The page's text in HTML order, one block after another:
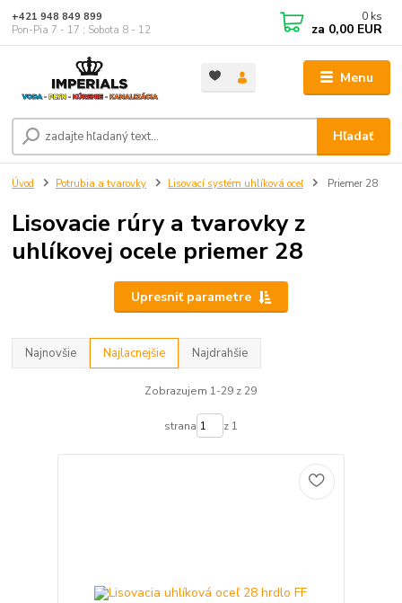
Menu
Hľadať
+421 948 849 899
Pon-Pia 7 - 17 ; Sobota 8 - 12
0 ks
za 0,00 EUR
Úvod Potrubia a tvarovky Lisovací systém uhlíková oceľ Priemer 28
Lisovacie rúry a tvarovky z
uhlíkovej ocele priemer 28
Upresniť parametre
Najnovšie Najlacnejšie Najdrahšie
Zobrazujem 1-29 z 29
strana z 1